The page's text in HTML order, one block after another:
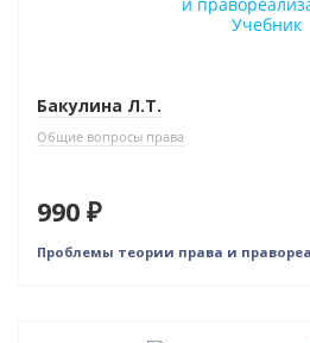
Бакулина Л.Т.
Общие вопросы права
990 ₽
Проблемы теории права и